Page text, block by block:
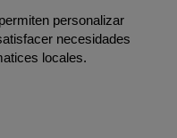
personalizar
necesidades
locales.